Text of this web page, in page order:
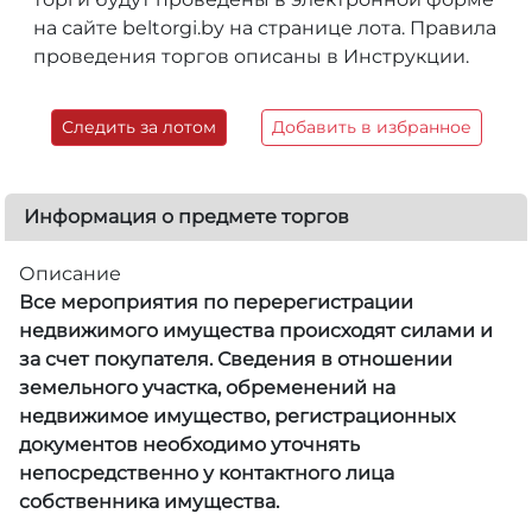
на сайте beltorgi.by на странице лота. Правила
проведения торгов описаны в Инструкции.
Следить за лотом Добавить в избранное
Информация о предмете торгов
Описание
Все мероприятия по перерегистрации
недвижимого имущества происходят силами и
за счет покупателя. Сведения в отношении
земельного участка, обременений на
недвижимое имущество, регистрационных
документов необходимо уточнять
непосредственно у контактного лица
собственника имущества.